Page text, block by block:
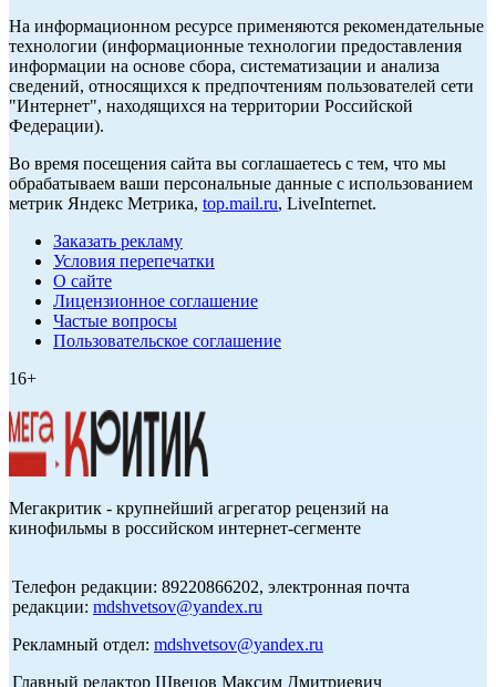
На информационном ресурсе применяются рекомендательные
технологии (информационные технологии предоставления
информации на основе сбора, систематизации и анализа
сведений, относящихся к предпочтениям пользователей сети
"Интернет", находящихся на территории Российской
Федерации).
Во время посещения сайта вы соглашаетесь с тем, что мы
обрабатываем ваши персональные данные с использованием
метрик Яндекс Метрика, top.mail.ru, LiveInternet.
Заказать рекламу
Условия перепечатки
О сайте
Лицензионное соглашение
Частые вопросы
Пользовательское соглашение
16+
Мегакритик - крупнейший агрегатор рецензий на
кинофильмы в российском интернет-сегменте
Телефон редакции: 89220866202, электронная почта
редакции: mdshvetsov@yandex.ru
Рекламный отдел: mdshvetsov@yandex.ru
Главный редактор Швецов Максим Дмитриевич